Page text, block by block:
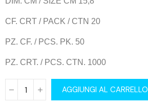
CF. CRT / PACK / CTN 20
PZ. CF. / PCS. PK. 50
PZ. CRT. / PCS. CTN. 1000
AGGIUNGI AL CARRELLO